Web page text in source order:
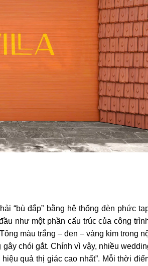
“bù đắp” bằng hệ thống đèn phức
như một phần cấu trúc của công
màu trắng – đen – vàng kim trong
chói gắt. Chính vì vậy, nhiều
quả thị giác cao nhất”. Mỗi thời